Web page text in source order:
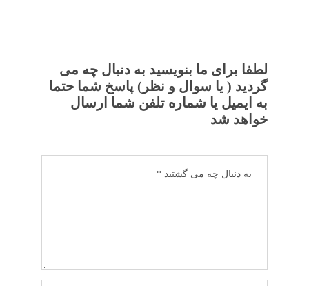
لطفا برای ما بنویسید به دنبال چه می
گردید ( یا سوال و نظر) پاسخ شما حتما
به ایمیل یا شماره تلفن شما ارسال
خواهد شد